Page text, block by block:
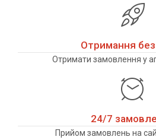
Отримання без
Отримати замовлення у
24/7
Прийом замовлень на